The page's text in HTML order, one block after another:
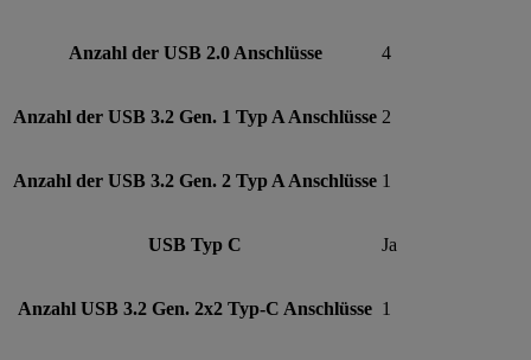
Anzahl der USB 2.0 Anschlüsse 4
Anzahl der USB 3.2 Gen. 1 Typ A Anschlüsse 2
Anzahl der USB 3.2 Gen. 2 Typ A Anschlüsse 1
USB Typ C Ja
Anzahl USB 3.2 Gen. 2x2 Typ-C Anschlüsse 1